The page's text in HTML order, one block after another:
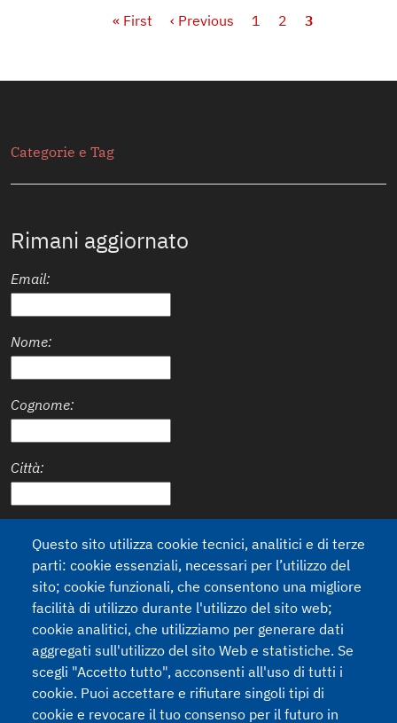
PaginazionePrima pagina
« First Pagina precedente
‹ Previous Page
1 Page
2 Pagina
3
Secondario
Categorie e Tag
Rimani aggiornato
Email:
Nome:
Cognome:
Città:
Trattamento Dati
Acconsento al Trattamento dei miei dati personali (Regulamento
2016/679 - GDPR e decreto legislativo n.196 of 30/6/2003).
nostra Privacy Policy
Questo sito utilizza cookie tecnici, analitici e di terze
parti: cookie essenziali, necessari per l’utilizzo del
sito; cookie funzionali, che consentono una migliore
facilità di utilizzo durante l'utilizzo del sito web;
cookie analitici, che utilizziamo per generare dati
aggregati sull'utilizzo del sito Web e statistiche. Se
scegli "Accetto tutto", acconsenti all'uso di tutti i
cookie. Puoi accettare e rifiutare singoli tipi di
cookie e revocare il tuo consenso per il futuro in